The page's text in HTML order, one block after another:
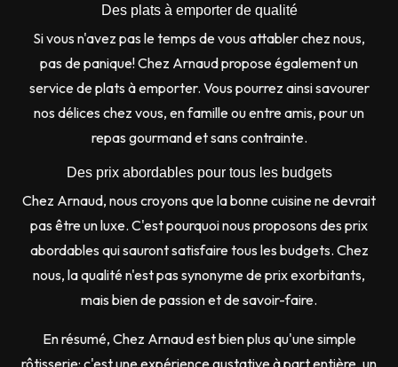
Des plats à emporter de qualité
Si vous n'avez pas le temps de vous attabler chez nous,
pas de panique! Chez Arnaud propose également un
service de plats à emporter. Vous pourrez ainsi savourer
nos délices chez vous, en famille ou entre amis, pour un
repas gourmand et sans contrainte.
Des prix abordables pour tous les budgets
Chez Arnaud, nous croyons que la bonne cuisine ne devrait
pas être un luxe. C'est pourquoi nous proposons des prix
abordables qui sauront satisfaire tous les budgets. Chez
nous, la qualité n'est pas synonyme de prix exorbitants,
mais bien de passion et de savoir-faire.
En résumé, Chez Arnaud est bien plus qu'une simple
rôtisserie: c'est une expérience gustative à part entière, un